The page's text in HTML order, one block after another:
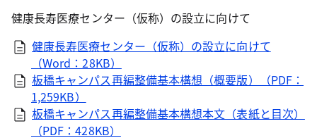
健康長寿医療センター（仮称）の設立に向けて
健康長寿医療センター（仮称）の設立に向けて
（Word：28KB）
板橋キャンパス再編整備基本構想（概要版）（PDF：
1,259KB）
板橋キャンパス再編整備基本構想本文（表紙と目次）
（PDF：428KB）